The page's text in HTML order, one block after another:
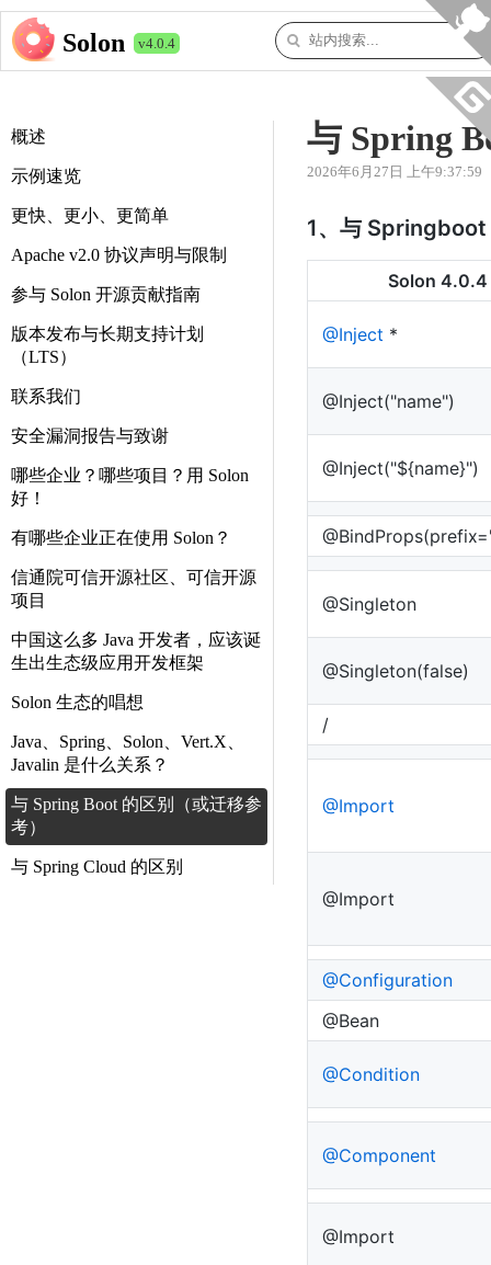
Solon v4.0.4
概述
示例速览
更快、更小、更简单
Apache v2.0 协议声明与限制
参与 Solon 开源贡献指南
版本发布与长期支持计划
（LTS）
联系我们
安全漏洞报告与致谢
哪些企业？哪些项目？用 Solon
好！
有哪些企业正在使用 Solon？
信通院可信开源社区、可信开源
项目
中国这么多 Java 开发者，应该诞
生出生态级应用开发框架
Solon 生态的唱想
Java、Spring、Solon、Vert.X、
Javalin 是什么关系？
与 Spring Boot 的区别（或迁移参
考）
与 Spring Cloud 的区别
与 Spring
2026年6月27日 上午9:37:59
1、与 Springboot
Solon 4.0.4
@Inject *
@Inject("name")
@Inject("${name}")
@Singleton
@Singleton(false)
/
@Import
@Import
@Configuration
@Bean
@Condition
@Component
@Import